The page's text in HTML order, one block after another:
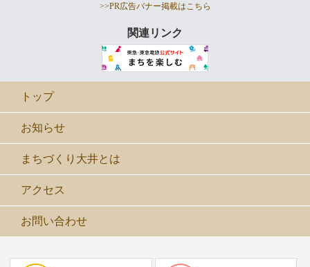
>>PR広告バナー掲載はこちら
関連リンク
トップ
お知らせ
まちづくり大井とは
アクセス
お問い合わせ